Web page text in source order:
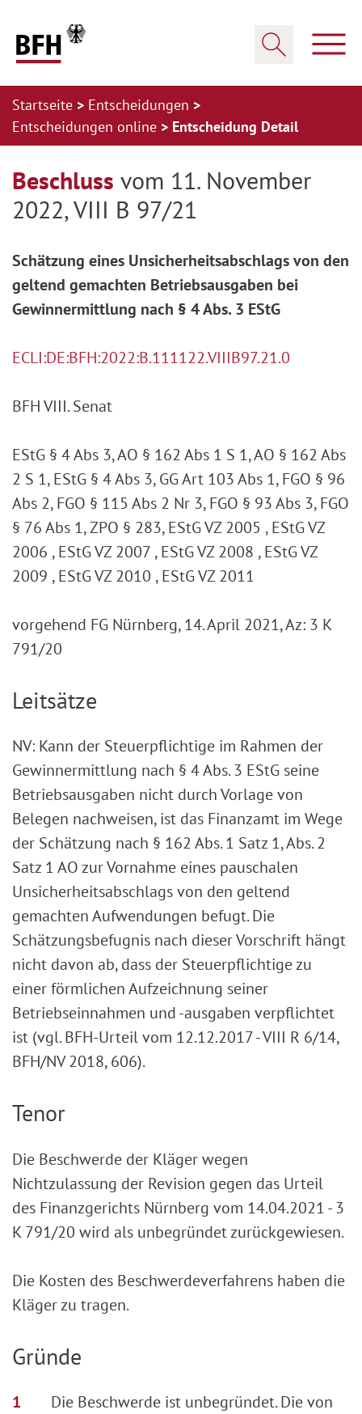
Startseite
Entscheidungen
Entscheidungen online
Entscheidung Detail
Beschluss vom 11. November
2022, VIII B 97/21
Schätzung eines Unsicherheitsabschlags von den
geltend gemachten Betriebsausgaben bei
Gewinnermittlung nach § 4 Abs. 3 EStG
ECLI:DE:BFH:2022:B.111122.VIIIB97.21.0
BFH VIII. Senat
EStG § 4 Abs 3, AO § 162 Abs 1 S 1, AO § 162 Abs
2 S 1, EStG § 4 Abs 3, GG Art 103 Abs 1, FGO § 96
Abs 2, FGO § 115 Abs 2 Nr 3, FGO § 93 Abs 3, FGO
§ 76 Abs 1, ZPO § 283, EStG VZ 2005 , EStG VZ
2006 , EStG VZ 2007 , EStG VZ 2008 , EStG VZ
2009 , EStG VZ 2010 , EStG VZ 2011
vorgehend FG Nürnberg, 14. April 2021, Az: 3 K
791/20
Leitsätze
NV: Kann der Steuerpflichtige im Rahmen der
Gewinnermittlung nach § 4 Abs. 3 EStG seine
Betriebsausgaben nicht durch Vorlage von
Belegen nachweisen, ist das Finanzamt im Wege
der Schätzung nach § 162 Abs. 1 Satz 1, Abs. 2
Satz 1 AO zur Vornahme eines pauschalen
Unsicherheitsabschlags von den geltend
gemachten Aufwendungen befugt. Die
Schätzungsbefugnis nach dieser Vorschrift hängt
nicht davon ab, dass der Steuerpflichtige zu
einer förmlichen Aufzeichnung seiner
Betriebseinnahmen und -ausgaben verpflichtet
ist (vgl. BFH-Urteil vom 12.12.2017 - VIII R 6/14,
BFH/NV 2018, 606).
Tenor
Die Beschwerde der Kläger wegen
Nichtzulassung der Revision gegen das Urteil
des Finanzgerichts Nürnberg vom 14.04.2021 - 3
K 791/20 wird als unbegründet zurückgewiesen.
Die Kosten des Beschwerdeverfahrens haben die
Kläger zu tragen.
Gründe
Die Beschwerde ist unbegründet. Die von